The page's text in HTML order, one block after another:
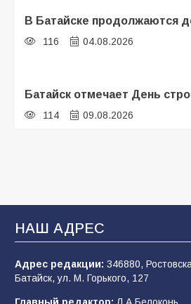
В Батайске продолжаются
116 04.08.2026
Батайск отмечает День
114 09.08.2026
Батайским спортсменам
НАШ АДРЕС
Адрес редакции: 346880,
Батайск, ул. М. Горького, 127